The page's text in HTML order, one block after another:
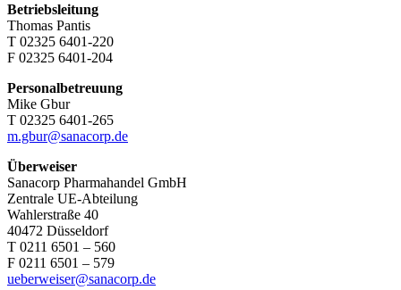
Betriebsleitung
Thomas Pantis
T 02325 6401-220
F 02325 6401-204
Personalbetreuung
Mike Gbur
T 02325 6401-265
m.gbur@sanacorp.de
Überweiser
Sanacorp Pharmahandel GmbH
Zentrale UE-Abteilung
Wahlerstraße 40
40472 Düsseldorf
T 0211 6501 – 560
F 0211 6501 – 579
ueberweiser@sanacorp.de